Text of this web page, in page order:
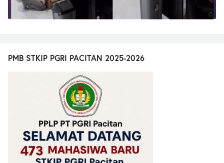
PMB STKIP PGRI PACITAN 2025-2026